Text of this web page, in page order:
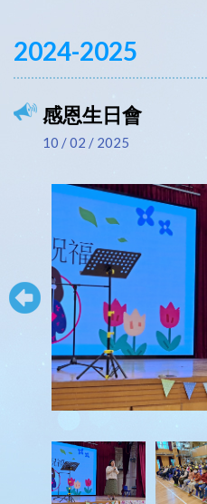
2024-2025
感恩生日會
10 / 02 / 2025